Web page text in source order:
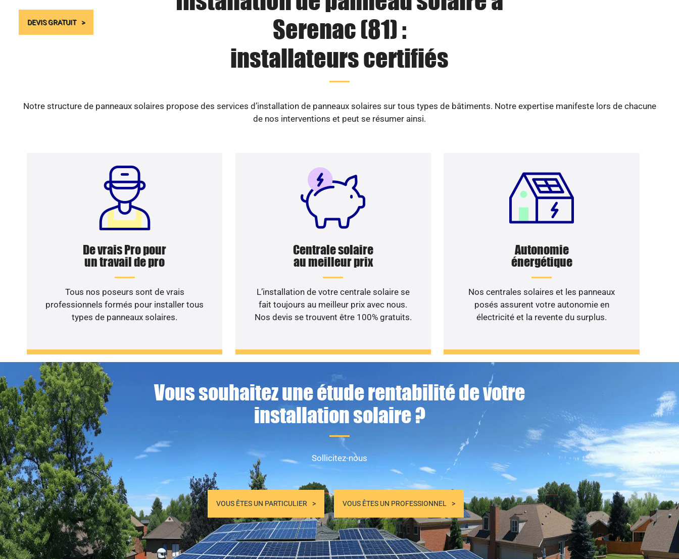
DEVIS GRATUIT
Serenac (81) :
installateurs certifiés
Notre structure de panneaux solaires propose des services d’installation de panneaux solaires sur tous types de bâtiments. Notre expertise manifeste lors de chacune
de nos interventions et peut se résumer ainsi.
De vrais Pro pour
un travail de pro
Tous nos poseurs sont de vrais
professionnels formés pour installer tous
types de panneaux solaires.
Centrale solaire
au meilleur prix
L’installation de votre centrale solaire se
fait toujours au meilleur prix avec nous.
Nos devis se trouvent être 100% gratuits.
Autonomie
énergétique
Nos centrales solaires et les panneaux
posés assurent votre autonomie en
électricité et la revente du surplus.
Vous souhaitez une étude rentabilité de votre
installation solaire ?
Sollicitez-nous
VOUS ÊTES UN PARTICULIER VOUS ÊTES UN PROFESSIONNEL